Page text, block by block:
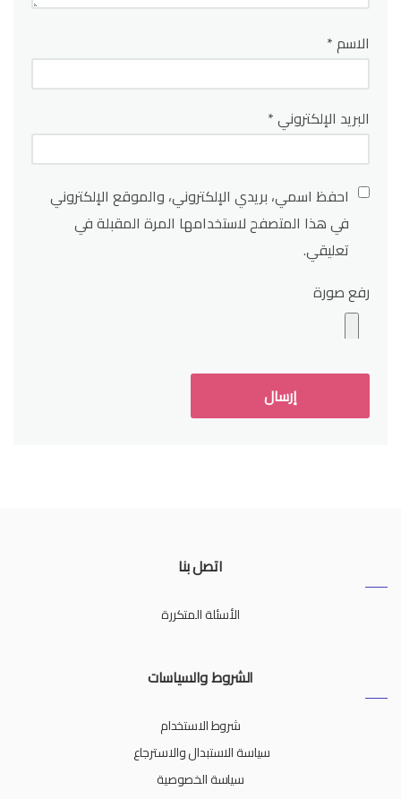
الاسم*
البريد الإلكتروني*
احفظ اسمي، بريدي الإلكتروني، والموقع الإلكتروني
في هذا المتصفح لاستخدامها المرة المقبلة في
تعليقي.
رفع صورة
اتصل بنا
الأسئلة المتكررة
الشروط والسياسات
شروط الاستخدام
سياسة الاستبدال والاسترجاع
سياسة الخصوصية